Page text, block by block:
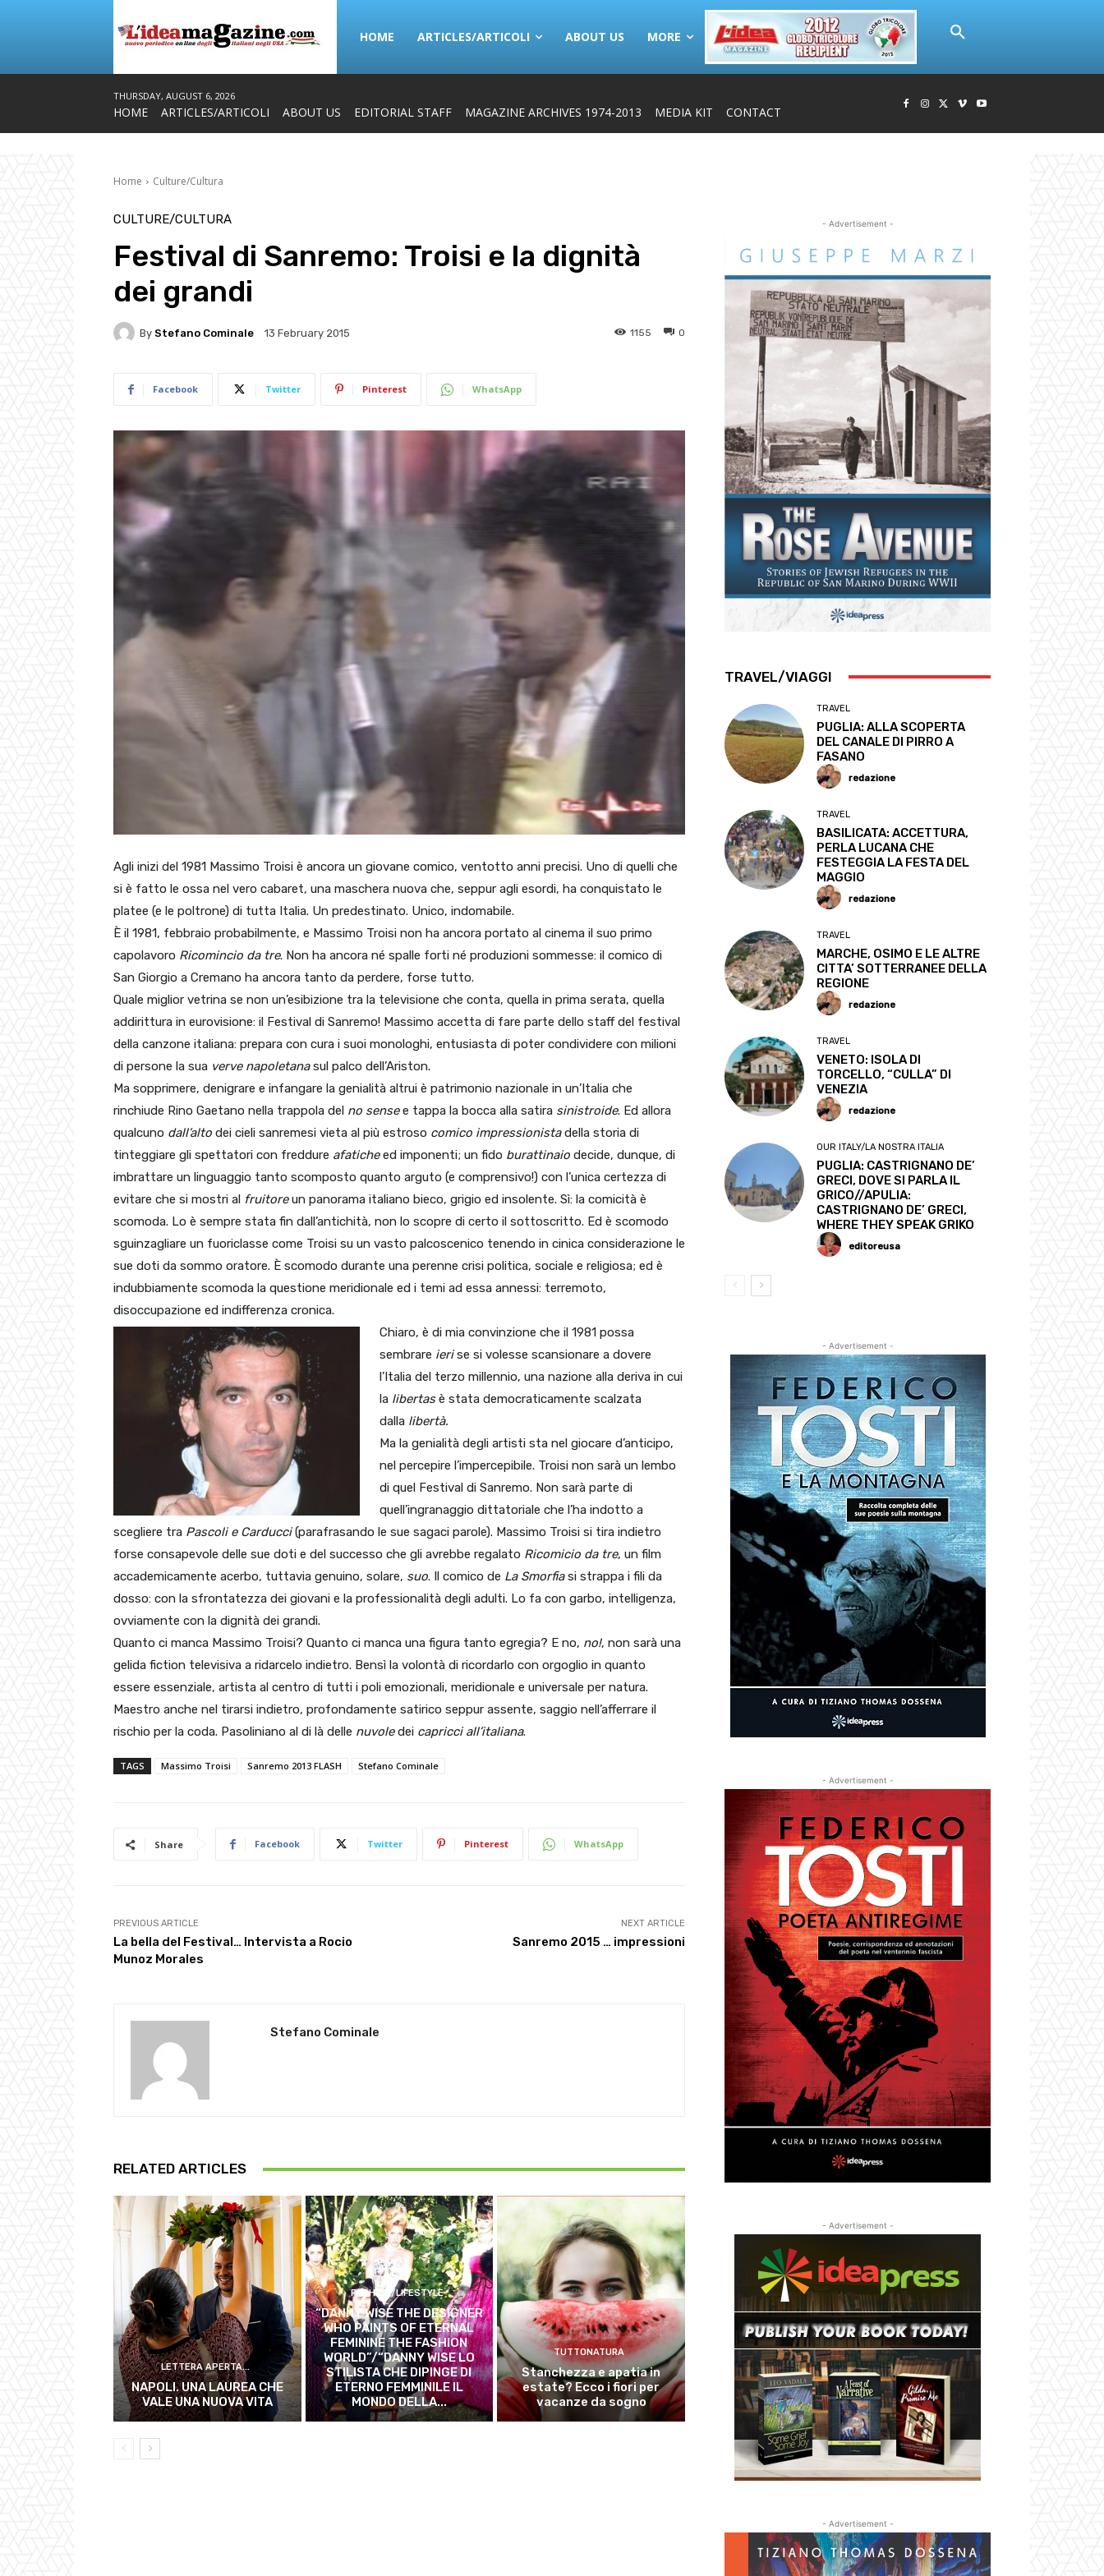
HOME ARTICLES/ARTICOLI ABOUT US MORE
THURSDAY, AUGUST 6, 2026
HOME ARTICLES/ARTICOLI ABOUT US EDITORIAL STAFF MAGAZINE ARCHIVES 1974-2013 MEDIA KIT CONTACT
Home Culture/Cultura
CULTURE/CULTURA
Festival di Sanremo: Troisi e la dignità
dei grandi
By Stefano Cominale 13 February 2015 0
1155
Facebook Twitter Pinterest WhatsApp
Agli inizi del 1981 Massimo Troisi è ancora un giovane comico, ventotto anni precisi. Uno di quelli che
si è fatto le ossa nel vero cabaret, una maschera nuova che, seppur agli esordi, ha conquistato le
platee (e le poltrone) di tutta Italia. Un predestinato. Unico, indomabile.
È il 1981, febbraio probabilmente, e Massimo Troisi non ha ancora portato al cinema il suo primo
capolavoro Ricomincio da tre. Non ha ancora né spalle forti né produzioni sommesse: il comico di
San Giorgio a Cremano ha ancora tanto da perdere, forse tutto.
Quale miglior vetrina se non un’esibizione tra la televisione che conta, quella in prima serata, quella
addirittura in eurovisione: il Festival di Sanremo! Massimo accetta di fare parte dello staff del festival
della canzone italiana: prepara con cura i suoi monologhi, entusiasta di poter condividere con milioni
di persone la sua verve napoletanasul palco dell’Ariston.
Ma sopprimere, denigrare e infangare la genialità altrui è patrimonio nazionale in un’Italia che
rinchiude Rino Gaetano nella trappola del no sensee tappa la bocca alla satira sinistroide. Ed allora
qualcuno dall’alto dei cieli sanremesi vieta al più estroso comico impressionistadella storia di
tinteggiare gli spettatori con freddure afaticheed imponenti; un fido burattinaio decide, dunque, di
imbrattare un linguaggio tanto scomposto quanto arguto (e comprensivo!) con l’unica certezza di
evitare che si mostri al fruitoreun panorama italiano bieco, grigio ed insolente. Sì: la comicità è
scomoda. Lo è sempre stata fin dall’antichità, non lo scopre di certo il sottoscritto. Ed è scomodo
sguinzagliare un fuoriclasse come Troisi su un vasto palcoscenico tenendo in cinica considerazione le
sue doti da sommo oratore. È scomodo durante una perenne crisi politica, sociale e religiosa; ed è
indubbiamente scomoda la questione meridionale ed i temi ad essa annessi: terremoto,
disoccupazione ed indifferenza cronica.
Chiaro, è di mia convinzione che il 1981 possa
sembrare ierise si volesse scansionare a dovere
l’Italia del terzo millennio, una nazione alla deriva in cui
la libertasè stata democraticamente scalzata
dalla libertà.
Ma la genialità degli artisti sta nel giocare d’anticipo,
nel percepire l’impercepibile. Troisi non sarà un lembo
di quel Festival di Sanremo. Non sarà parte di
quell’ingranaggio dittatoriale che l’ha indotto a
scegliere tra Pascoli e Carducci(parafrasando le sue sagaci parole). Massimo Troisi si tira indietro
forse consapevole delle sue doti e del successo che gli avrebbe regalato Ricomicio da tre, un film
accademicamente acerbo, tuttavia genuino, solare, suo. Il comico de La Smorfiasi strappa i fili da
dosso: con la sfrontatezza dei giovani e la professionalità degli adulti. Lo fa con garbo, intelligenza,
ovviamente con la dignità dei grandi.
Quanto ci manca Massimo Troisi? Quanto ci manca una figura tanto egregia? E no, no!, non sarà una
gelida fiction televisiva a ridarcelo indietro. Bensì la volontà di ricordarlo con orgoglio in quanto
essere essenziale, artista al centro di tutti i poli emozionali, meridionale e universale per natura.
Maestro anche nel tirarsi indietro, profondamente satirico seppur assente, saggio nell’afferrare il
rischio per la coda. Pasoliniano al di là delle nuvoledei capricci all’italiana.
TAGS Massimo Troisi Sanremo 2013 FLASH Stefano Cominale
Share Facebook Twitter Pinterest WhatsApp
PREVIOUS ARTICLE
La bella del Festival… Intervista a Rocio
Munoz Morales
NEXT ARTICLE
Sanremo 2015 … impressioni
Stefano Cominale
RELATED ARTICLES
LETTERA APERTA...
NAPOLI. UNA LAUREA CHE
VALE UNA NUOVA VITA
FASHION/LIFESTYLE
“DANNY WISE THE DESIGNER
WHO PAINTS OF ETERNAL
FEMININE THE FASHION
WORLD”/“DANNY WISE LO
STILISTA CHE DIPINGE DI
ETERNO FEMMINILE IL
MONDO DELLA...
TUTTONATURA
Stanchezza e apatia in
estate? Ecco i fiori per
vacanze da sogno
- Advertisement -
TRAVEL/VIAGGI
TRAVEL
PUGLIA: ALLA SCOPERTA
DEL CANALE DI PIRRO A
FASANO
redazione
TRAVEL
BASILICATA: ACCETTURA,
PERLA LUCANA CHE
FESTEGGIA LA FESTA DEL
MAGGIO
redazione
TRAVEL
MARCHE, OSIMO E LE ALTRE
CITTA’ SOTTERRANEE DELLA
REGIONE
redazione
TRAVEL
VENETO: ISOLA DI
TORCELLO, “CULLA” DI
VENEZIA
redazione
OUR ITALY/LA NOSTRA ITALIA
PUGLIA: CASTRIGNANO DE’
GRECI, DOVE SI PARLA IL
GRICO//APULIA:
CASTRIGNANO DE’ GRECI,
WHERE THEY SPEAK GRIKO
editoreusa
- Advertisement -
- Advertisement -
- Advertisement -
- Advertisement -